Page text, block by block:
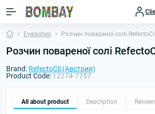
Eyelashes Розчин повареної солі RefectoCil
Розчин повареної солі
Brand: RefectoCil (Австрия)
Product Code: 12274-7757
All about product Description